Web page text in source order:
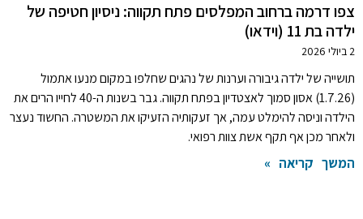
צפו דרמה ברחוב המפלסים פתח תקווה: ניסיון חטיפה של
ילדה בת 11 (וידאו)
2 ביולי 2026
תושייה של ילדה גיבורה וערנות של נהגים שחלפו במקום מנעו אתמול
(1.7.26) אסון סמוך לאצטדיון בפתח תקווה. גבר בשנות ה-40 לחייו הרים את
הילדה וניסה להימלט עמה, אך זעקותיה הזעיקו את המשטרה. החשוד נעצר
ולאחר מכן אף תקף אשת צוות רפואי.
המשך קריאה »